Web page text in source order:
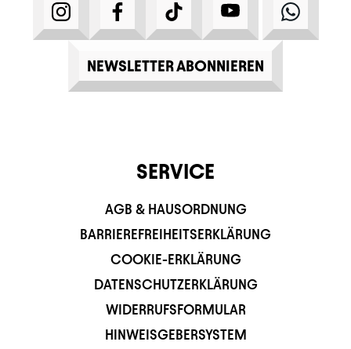
INSTAGRAMFACEBOOKTIKTOK YOUTUBE
NEWSLETTER ABONNIEREN
SERVICE
AGB & HAUSORDNUNG
BARRIEREFREIHEITSERKLÄRUNG
COOKIE-ERKLÄRUNG
DATENSCHUTZERKLÄRUNG
WIDERRUFSFORMULAR
HINWEISGEBERSYSTEM